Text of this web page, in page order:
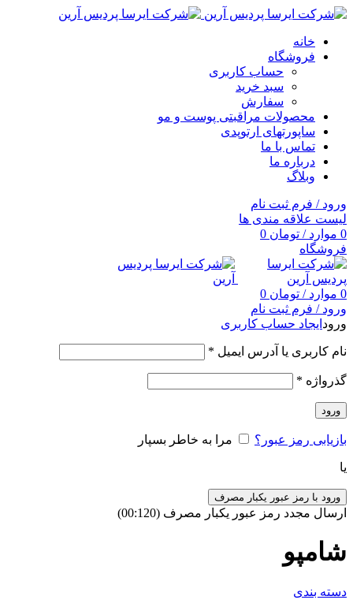
خانه
فروشگاه
حساب کاربری
سبد خرید
سفارش
محصولات مراقبتی پوست و مو
ساپورتهای ارتوپدی
تماس با ما
درباره ما
وبلاگ
ورود / فرم ثبت نام
لیست علاقه مندی ها
0 موارد / تومان
فروشگاه
0 موارد / تومان
ورود / فرم ثبت نام
ورود ایجاد حساب کاربری
نام کاربری یا آدرس ایمیل *
گذرواژه *
ورود
بازیابی رمز عبور؟ مرا به خاطر بسپار
یا
ورود با رمز عبور یکبار مصرف
ارسال مجدد رمز عبور یکبار مصرف (00:
120
)
شامپو
دسته بندی